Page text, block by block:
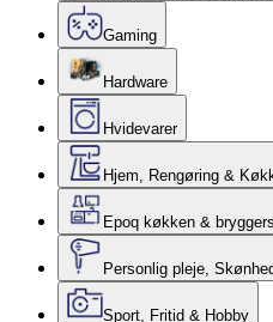
Gaming
Hardware
Hvidevarer
Hjem, Rengøring &
Epoq køkken & bryggers
Personlig pleje,
Sport, Fritid & Hobby